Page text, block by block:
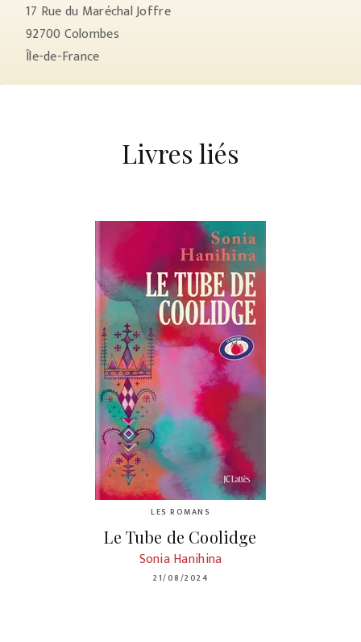
17 Rue du Maréchal Joffre
92700 Colombes
Île-de-France
Livres liés
LES ROMANS
Le Tube de Coolidge
Sonia Hanihina
21/08/2024